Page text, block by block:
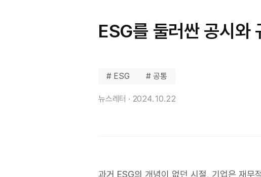
ESG를 둘러싼 공시와
# ESG # 공통
뉴스레터 · 2024.10.22
과거 ESG의 개념이 없던 시절, 기업은 재무